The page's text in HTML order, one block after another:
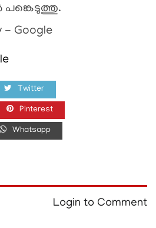
- Google
Twitter
Pinterest
Whatsapp
Login to Comment